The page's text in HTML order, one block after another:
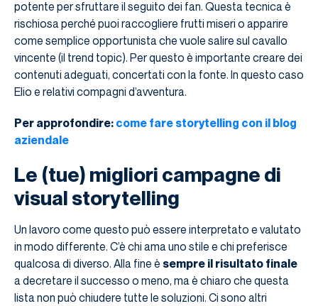
potente per sfruttare il seguito dei fan. Questa tecnica è
rischiosa perché puoi raccogliere frutti miseri o apparire
come semplice opportunista che vuole salire sul cavallo
vincente (il trend topic). Per questo è importante creare dei
contenuti adeguati, concertati con la fonte. In questo caso
Elio e relativi compagni d’avventura.
Per approfondire: come fare storytelling con il blog
aziendale
Le (tue) migliori campagne di
visual storytelling
Un lavoro come questo può essere interpretato e valutato
in modo differente. C’è chi ama uno stile e chi preferisce
qualcosa di diverso. Alla fine è sempre il risultato finale
a decretare il successo o meno, ma è chiaro che questa
lista non può chiudere tutte le soluzioni. Ci sono altri